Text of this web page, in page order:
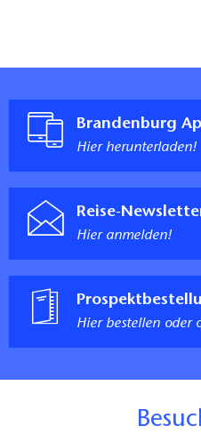
Brandenburg
Hier herunterladen!
Reise-
Hier anmelden!
Hier bestellen oder
B